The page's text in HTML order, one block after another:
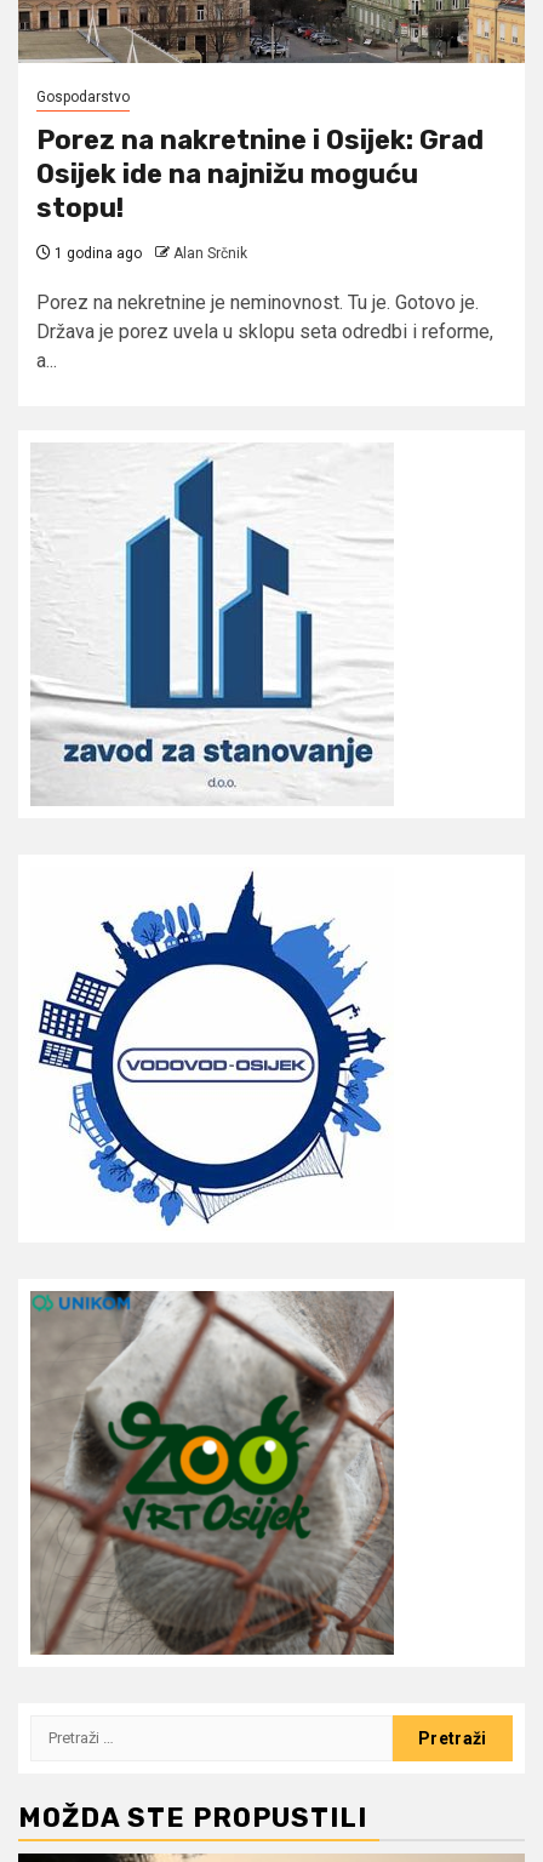
Gospodarstvo
Porez na nakretnine i Osijek: Grad
Osijek ide na najnižu moguću
stopu!
1 godina ago Alan Srčnik
Porez na nekretnine je neminovnost. Tu je. Gotovo je.
Država je porez uvela u sklopu seta odredbi i reforme,
a...
Pretraži:
MOŽDA STE PROPUSTILI